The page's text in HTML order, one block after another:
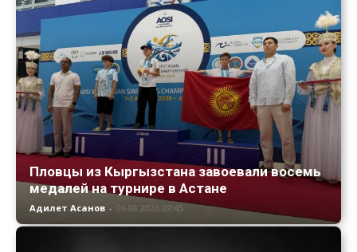
Пловцы из Кыргызстана завоевали восемь
медалей на турнире в Астане
Адилет Асанов - 06.08.2026 09:45